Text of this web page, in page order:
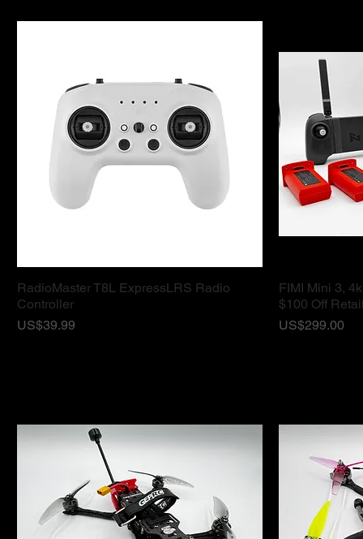
ดูข้อมูลด่วน
RadioMaster T8L ExpressLRS Radio
Controller
ราคา
US$39.99
FIMI Mini 3,
$100 Off
ราคา
US$299.00